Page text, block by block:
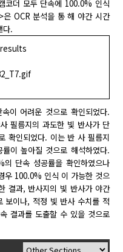
코더 모두 단속에 100.0% 인식
>은 OCR 분석을 통 해 야간 시간
다.
이 어려운 것으로 확인되었다.
필름지의 과도한 빛 반사가 단
확인되었다. 이는 반 사 필름지
이 높아질 것으로 해석하였다.
단속 성공률을 확인하였으나
우 100.0% 인식 이 가능한 것으
결과, 반사지의 빛 반사가 야간
보이나, 적정 빛 반사 수치를 적
결과를 도출할 수 있을 것으로